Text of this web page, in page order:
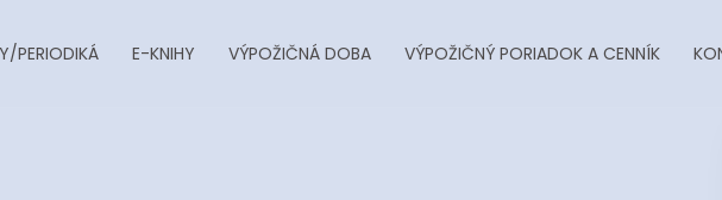
PERIODIKÁ E-KNIHY VÝPOŽIČNÁ DOBA VÝPOŽIČNÝ PORIADOK A CENNÍK